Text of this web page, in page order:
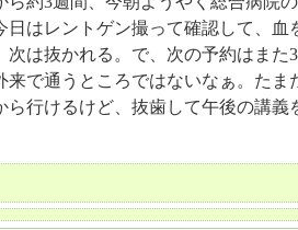
日はレントゲン撮って確認して、血
次は抜かれる。で、次の予約はまた
来で通うところではないなぁ。たま
ら行けるけど、抜歯して午後の講義